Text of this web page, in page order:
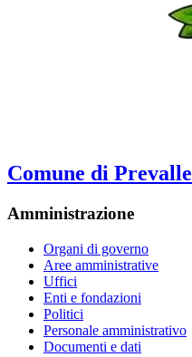
Comune di Prevalle
Amministrazione
Organi di governo
Aree amministrative
Uffici
Enti e fondazioni
Politici
Personale amministrativo
Documenti e dati